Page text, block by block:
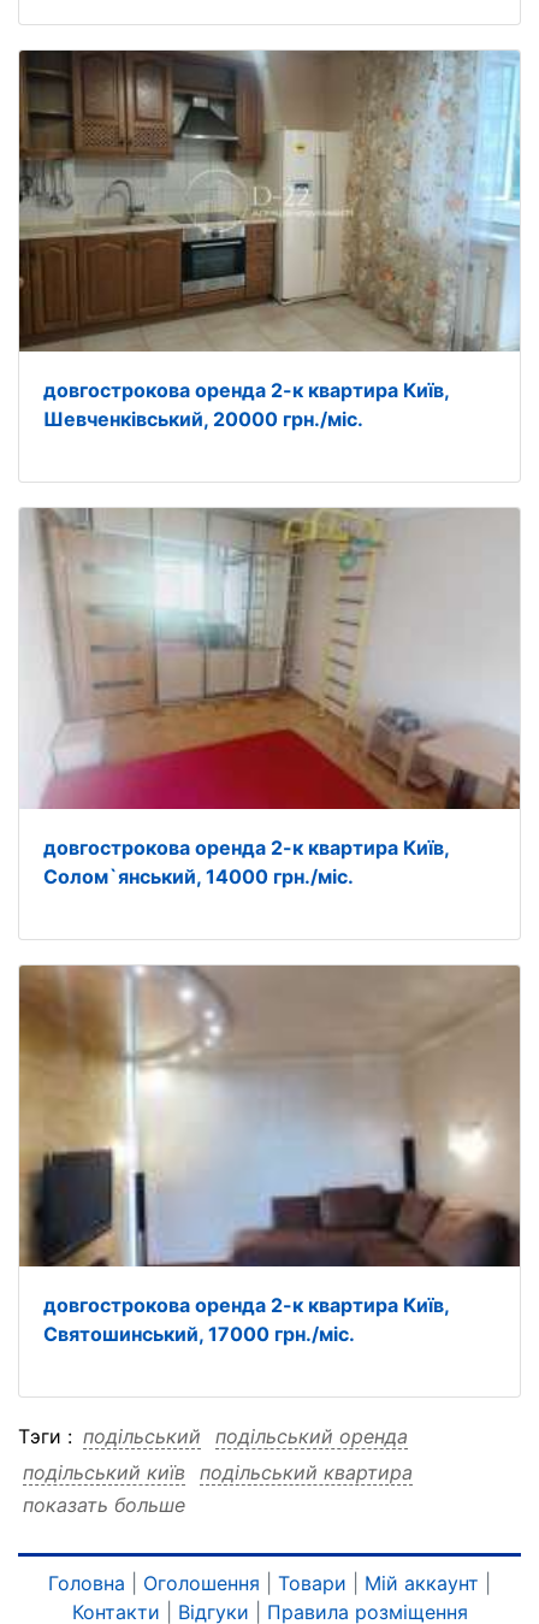
довгострокова оренда 2-к квартира Київ,
Шевченківський, 20000 грн./міс.
довгострокова оренда 2-к квартира Київ,
Солом`янський, 14000 грн./міс.
довгострокова оренда 2-к квартира Київ,
Святошинський, 17000 грн./міс.
Тэги : подільський
подільський оренда
подільський київ
подільський квартира
подільський довгострокова
подільський 13000 оренда
подільський 13000 київ
показать больше
Головна Оголошення Товари Мій аккаунт
Контакти
Відгуки Правила розміщення